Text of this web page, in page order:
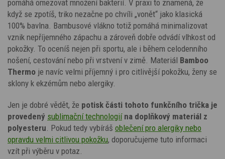
pomáhá omezovat množení bakterií. V praxi to znamená, že
když se zpotíš, triko nezačne po chvíli „vonět“ jako klasická
100% bavlna. Bambusové vlákno totiž pomáhá minimalizovat
vznik nepříjemného zápachu a zároveň dobře odvádí vlhkost od
pokožky. To oceníš nejen při sportu, ale i během celodenního
nošení, cestování nebo při vrstvení v zimě. Materiál Bamboo
Thermo je navíc velmi příjemný i pro citlivější pokožku, ženy se
sklony k ekzémům nebo alergiky.
Jen je dobré vědět, že potisk části tohoto funkčního trička je
provedený sublimační technologiína doplňkový materiál z
polyesteru . Pokud tedy vybíráš oblečení pro alergiky nebo
opravdu velmi citlivou pokožku, doporučujeme tuto informaci
vzít při výběru v potaz.